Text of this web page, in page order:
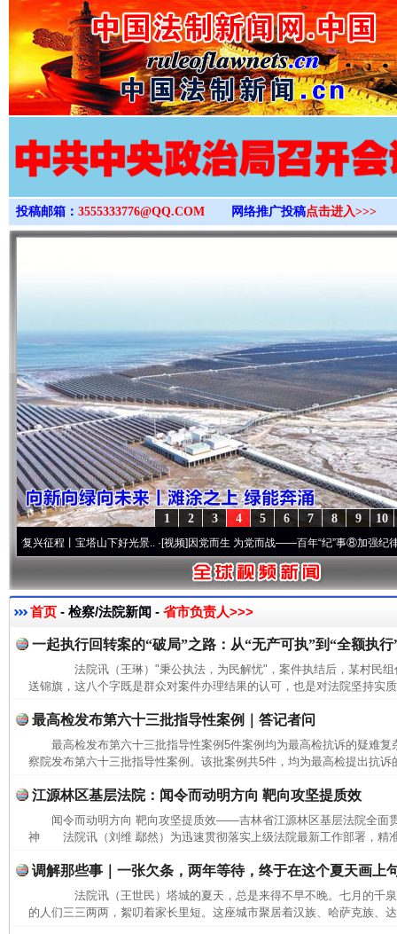
>
投稿邮箱： 3555333776@QQ.COM 网络推广投稿点击进入>>>
10
9
8
7
6
5
4
3
2
1
程丨宝塔山下好光景..·[视频]因党而生 为党而战——百年“纪”事⑧加强纪律..·[视频]
首页 - 检察/法院新闻 - 省市负责人>>>
一起执行回转案的“破局”之路：从“无产可执”到“全额执行
法院讯（王琳）"秉公执法，为民解忧"，案件执结后，某村民组
送锦旗，这八个字既是群众对案件办理结果的认可，也是对法院坚持实
最高检发布第六十三批指导性案例｜答记者问
最高检发布第六十三批指导性案例5件案例均为最高检抗诉的疑
察院发布第六十三批指导性案例。该批案例共5件，均为最高检提出抗诉
江源林区基层法院：闻令而动明方向 靶向攻坚提质效
闻令而动明方向 靶向攻坚提质效——吉林省江源林区基层法院全面
神 法院讯（刘维 鄢然）为迅速贯彻落实上级法院最新工作部署，精
调解那些事｜一张欠条，两年等待，终于在这个夏天画上
法院讯（王世民）塔城的夏天，总是来得不早不晚。七月的千
的人们三三两两，絮叨着家长里短。这座城市聚居着汉族、哈萨克族、